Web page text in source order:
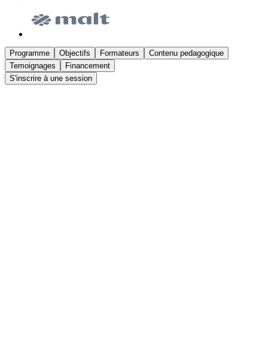
Programme Objectifs Formateurs
Contenu pedagogique
Temoignages
Financement
S'inscrire à une session